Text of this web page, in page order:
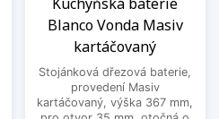
Blanco Vonda Masiv
kartáčovaný
Stojánková dřezová baterie,
provedení Masiv
kartáčovaný, výška 367 mm,